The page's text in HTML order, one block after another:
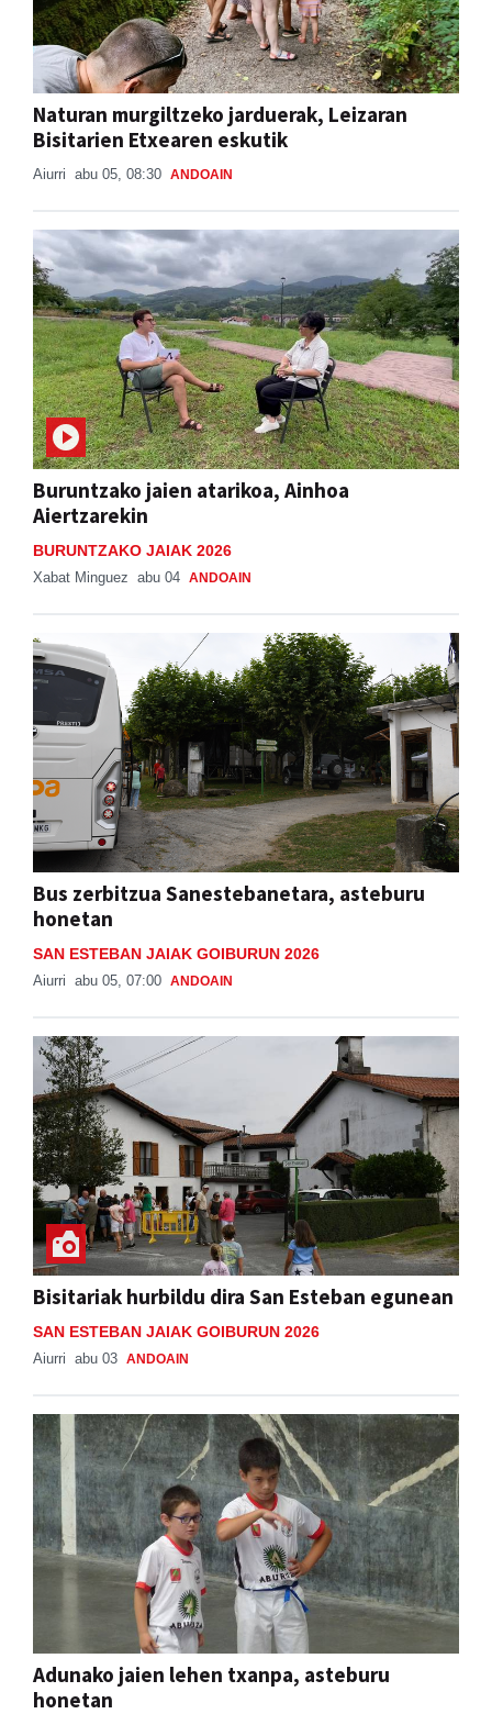
Naturan murgiltzeko jarduerak, Leizaran
Bisitarien Etxearen eskutik
Aiurri abu 05, 08:30 ANDOAIN
Buruntzako jaien atarikoa, Ainhoa
Aiertzarekin
BURUNTZAKO JAIAK 2026
Xabat Minguez abu 04 ANDOAIN
Bus zerbitzua Sanestebanetara, asteburu
honetan
SAN ESTEBAN JAIAK GOIBURUN 2026
Aiurri abu 05, 07:00 ANDOAIN
Bisitariak hurbildu dira San Esteban egunean
SAN ESTEBAN JAIAK GOIBURUN 2026
Aiurri abu 03 ANDOAIN
Adunako jaien lehen txanpa, asteburu
honetan